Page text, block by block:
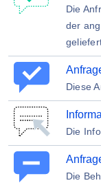
Die
der
Diese
Die
Die